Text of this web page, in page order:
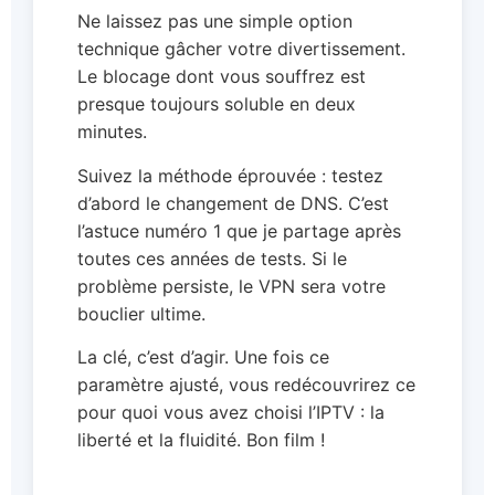
Ne laissez pas une simple option
technique gâcher votre divertissement.
Le blocage dont vous souffrez est
presque toujours soluble en deux
minutes.
Suivez la méthode éprouvée : testez
d’abord le changement de DNS. C’est
l’astuce numéro 1 que je partage après
toutes ces années de tests. Si le
problème persiste, le VPN sera votre
bouclier ultime.
La clé, c’est d’agir. Une fois ce
paramètre ajusté, vous redécouvrirez ce
pour quoi vous avez choisi l’IPTV : la
liberté et la fluidité. Bon film !